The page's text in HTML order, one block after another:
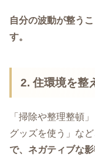
自分の波動が整う
す。
2. 住環境を整
「掃除や整理整頓
グッズを使う」など
で、ネガティブな